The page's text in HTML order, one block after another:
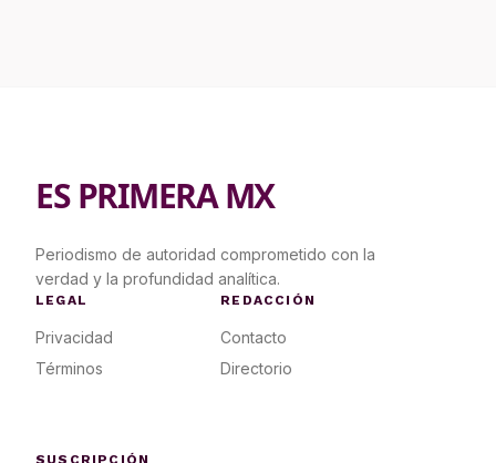
ES PRIMERA MX
Periodismo de autoridad comprometido con la
verdad y la profundidad analítica.
LEGAL
Privacidad
Términos
REDACCIÓN
Contacto
Directorio
SUSCRIPCIÓN